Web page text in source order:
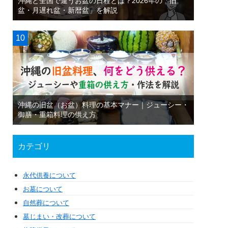
盆・月遅れ盆・新暦盆」を解説
沖縄の旧盆（お盆）料理の基本マナー｜ジューシー・
御膳・重箱料理の供え方
カテゴリ
永代供養について
お墓について
自然葬について
墓じまい・改葬について